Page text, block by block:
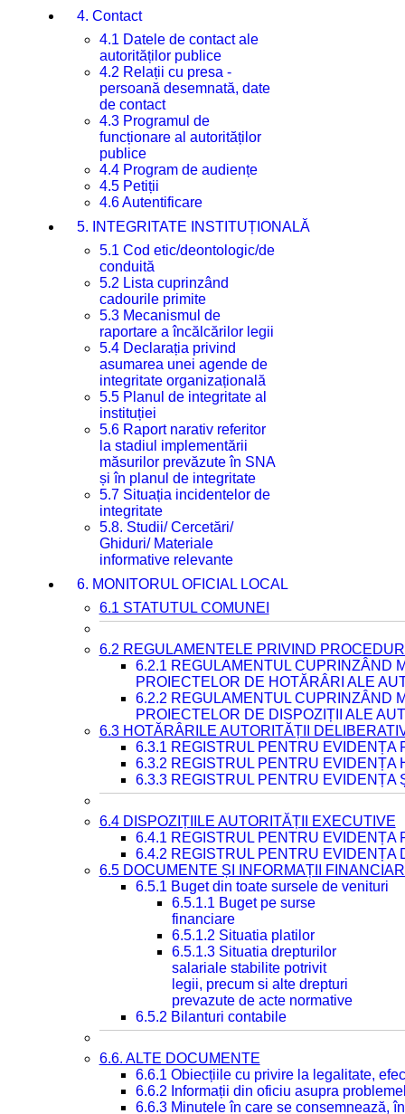
4. Contact
4.1 Datele de contact ale
autorităților publice
4.2 Relații cu presa -
persoană desemnată, date
de contact
4.3 Programul de
funcționare al autorităților
publice
4.4 Program de audiențe
4.5 Petiții
4.6 Autentificare
5. INTEGRITATE INSTITUȚIONALĂ
5.1 Cod etic/deontologic/de
conduită
5.2 Lista cuprinzând
cadourile primite
5.3 Mecanismul de
raportare a încălcărilor legii
5.4 Declarația privind
asumarea unei agende de
integritate organizațională
5.5 Planul de integritate al
instituției
5.6 Raport narativ referitor
la stadiul implementării
măsurilor prevăzute în SNA
și în planul de integritate
5.7 Situația incidentelor de
integritate
5.8. Studii/ Cercetări/
Ghiduri/ Materiale
informative relevante
6. MONITORUL OFICIAL LOCAL
6.1 STATUTUL COMUNEI
6.2 REGULAMENTELE PRIVIND
6.2.1 REGULAMENTUL CUPRINZÂND
PROIECTELOR DE HOTĂRÂRI ALE
6.2.2 REGULAMENTUL CUPRINZÂND
PROIECTELOR DE DISPOZIȚII ALE
6.3 HOTĂRÂRILE AUTORITĂȚII
6.3.1 REGISTRUL PENTRU EVIDENȚA
6.3.2 REGISTRUL PENTRU EVIDENȚA
6.3.3 REGISTRUL PENTRU EVIDENȚA
6.4 DISPOZIȚIILE AUTORITĂȚII EXECUTIVE
6.4.1 REGISTRUL PENTRU EVIDENȚA
6.4.2 REGISTRUL PENTRU EVIDENȚA
6.5 DOCUMENTE ȘI INFORMAȚII
6.5.1 Buget din toate sursele de venituri
6.5.1.1 Buget pe surse
financiare
6.5.1.2 Situatia platilor
6.5.1.3 Situatia drepturilor
salariale stabilite potrivit
legii, precum si alte drepturi
prevazute de acte normative
6.5.2 Bilanturi contabile
6.6. ALTE DOCUMENTE
6.6.1 Obiecțiile cu privire la legalitate,
6.6.2 Informații din oficiu asupra
6.6.3 Minutele în care se consemnează,